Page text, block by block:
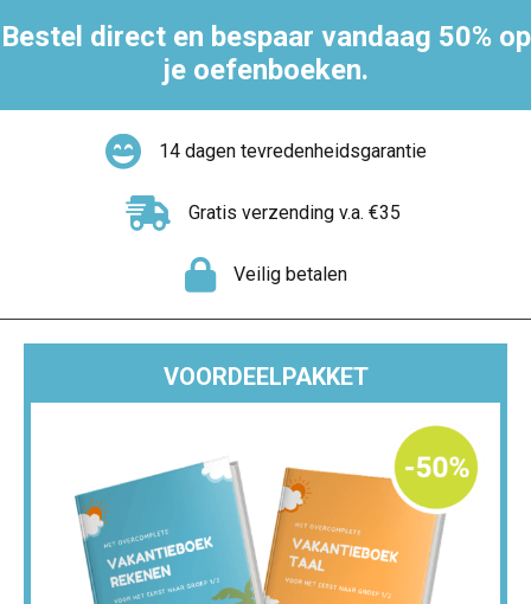
Bestel direct en bespaar vandaag 50% op
je oefenboeken.
14 dagen tevredenheidsgarantie
Gratis verzending v.a. €35
Veilig betalen
VOORDEELPAKKET